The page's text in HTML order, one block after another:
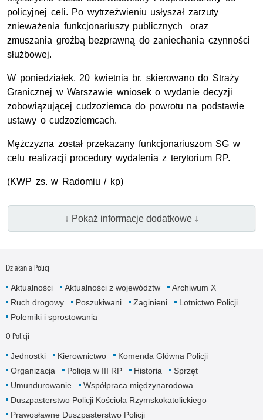
policyjnej celi. Po wytrzeźwieniu usłyszał zarzuty
znieważenia funkcjonariuszy publicznych oraz
zmuszania groźbą bezprawną do zaniechania czynności
służbowej.
W poniedziałek, 20 kwietnia br. skierowano do Straży
Granicznej w Warszawie wniosek o wydanie decyzji
zobowiązującej cudzoziemca do powrotu na podstawie
ustawy o cudzoziemcach.
Mężczyzna został przekazany funkcjonariuszom SG w
celu realizacji procedury wydalenia z terytorium RP.
(KWP zs. w Radomiu / kp)
↓ Pokaż informacje dodatkowe ↓
Działania Policji
Aktualności Aktualności z województw
Archiwum X
Ruch drogowy
Poszukiwani Zaginieni
Lotnictwo Policji
Polemiki i sprostowania
O Policji
Jednostki Kierownictwo
Komenda Główna Policji
Organizacja
Policja w III RP Historia
Sprzęt
Umundurowanie
Współpraca międzynarodowa
Duszpasterstwo Policji Kościoła Rzymskokatolickiego
Prawosławne Duszpasterstwo Policji